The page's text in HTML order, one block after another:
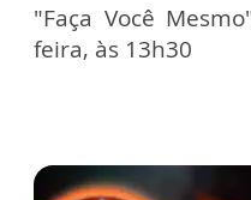
"Faça Você
feira, às 13h30